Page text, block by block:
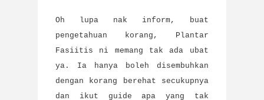
Oh lupa nak inform, buat
pengetahuan korang, Plantar
Fasiitis ni memang tak ada ubat
ya. Ia hanya boleh disembuhkan
dengan korang berehat secukupnya
dan ikut guide apa yang tak